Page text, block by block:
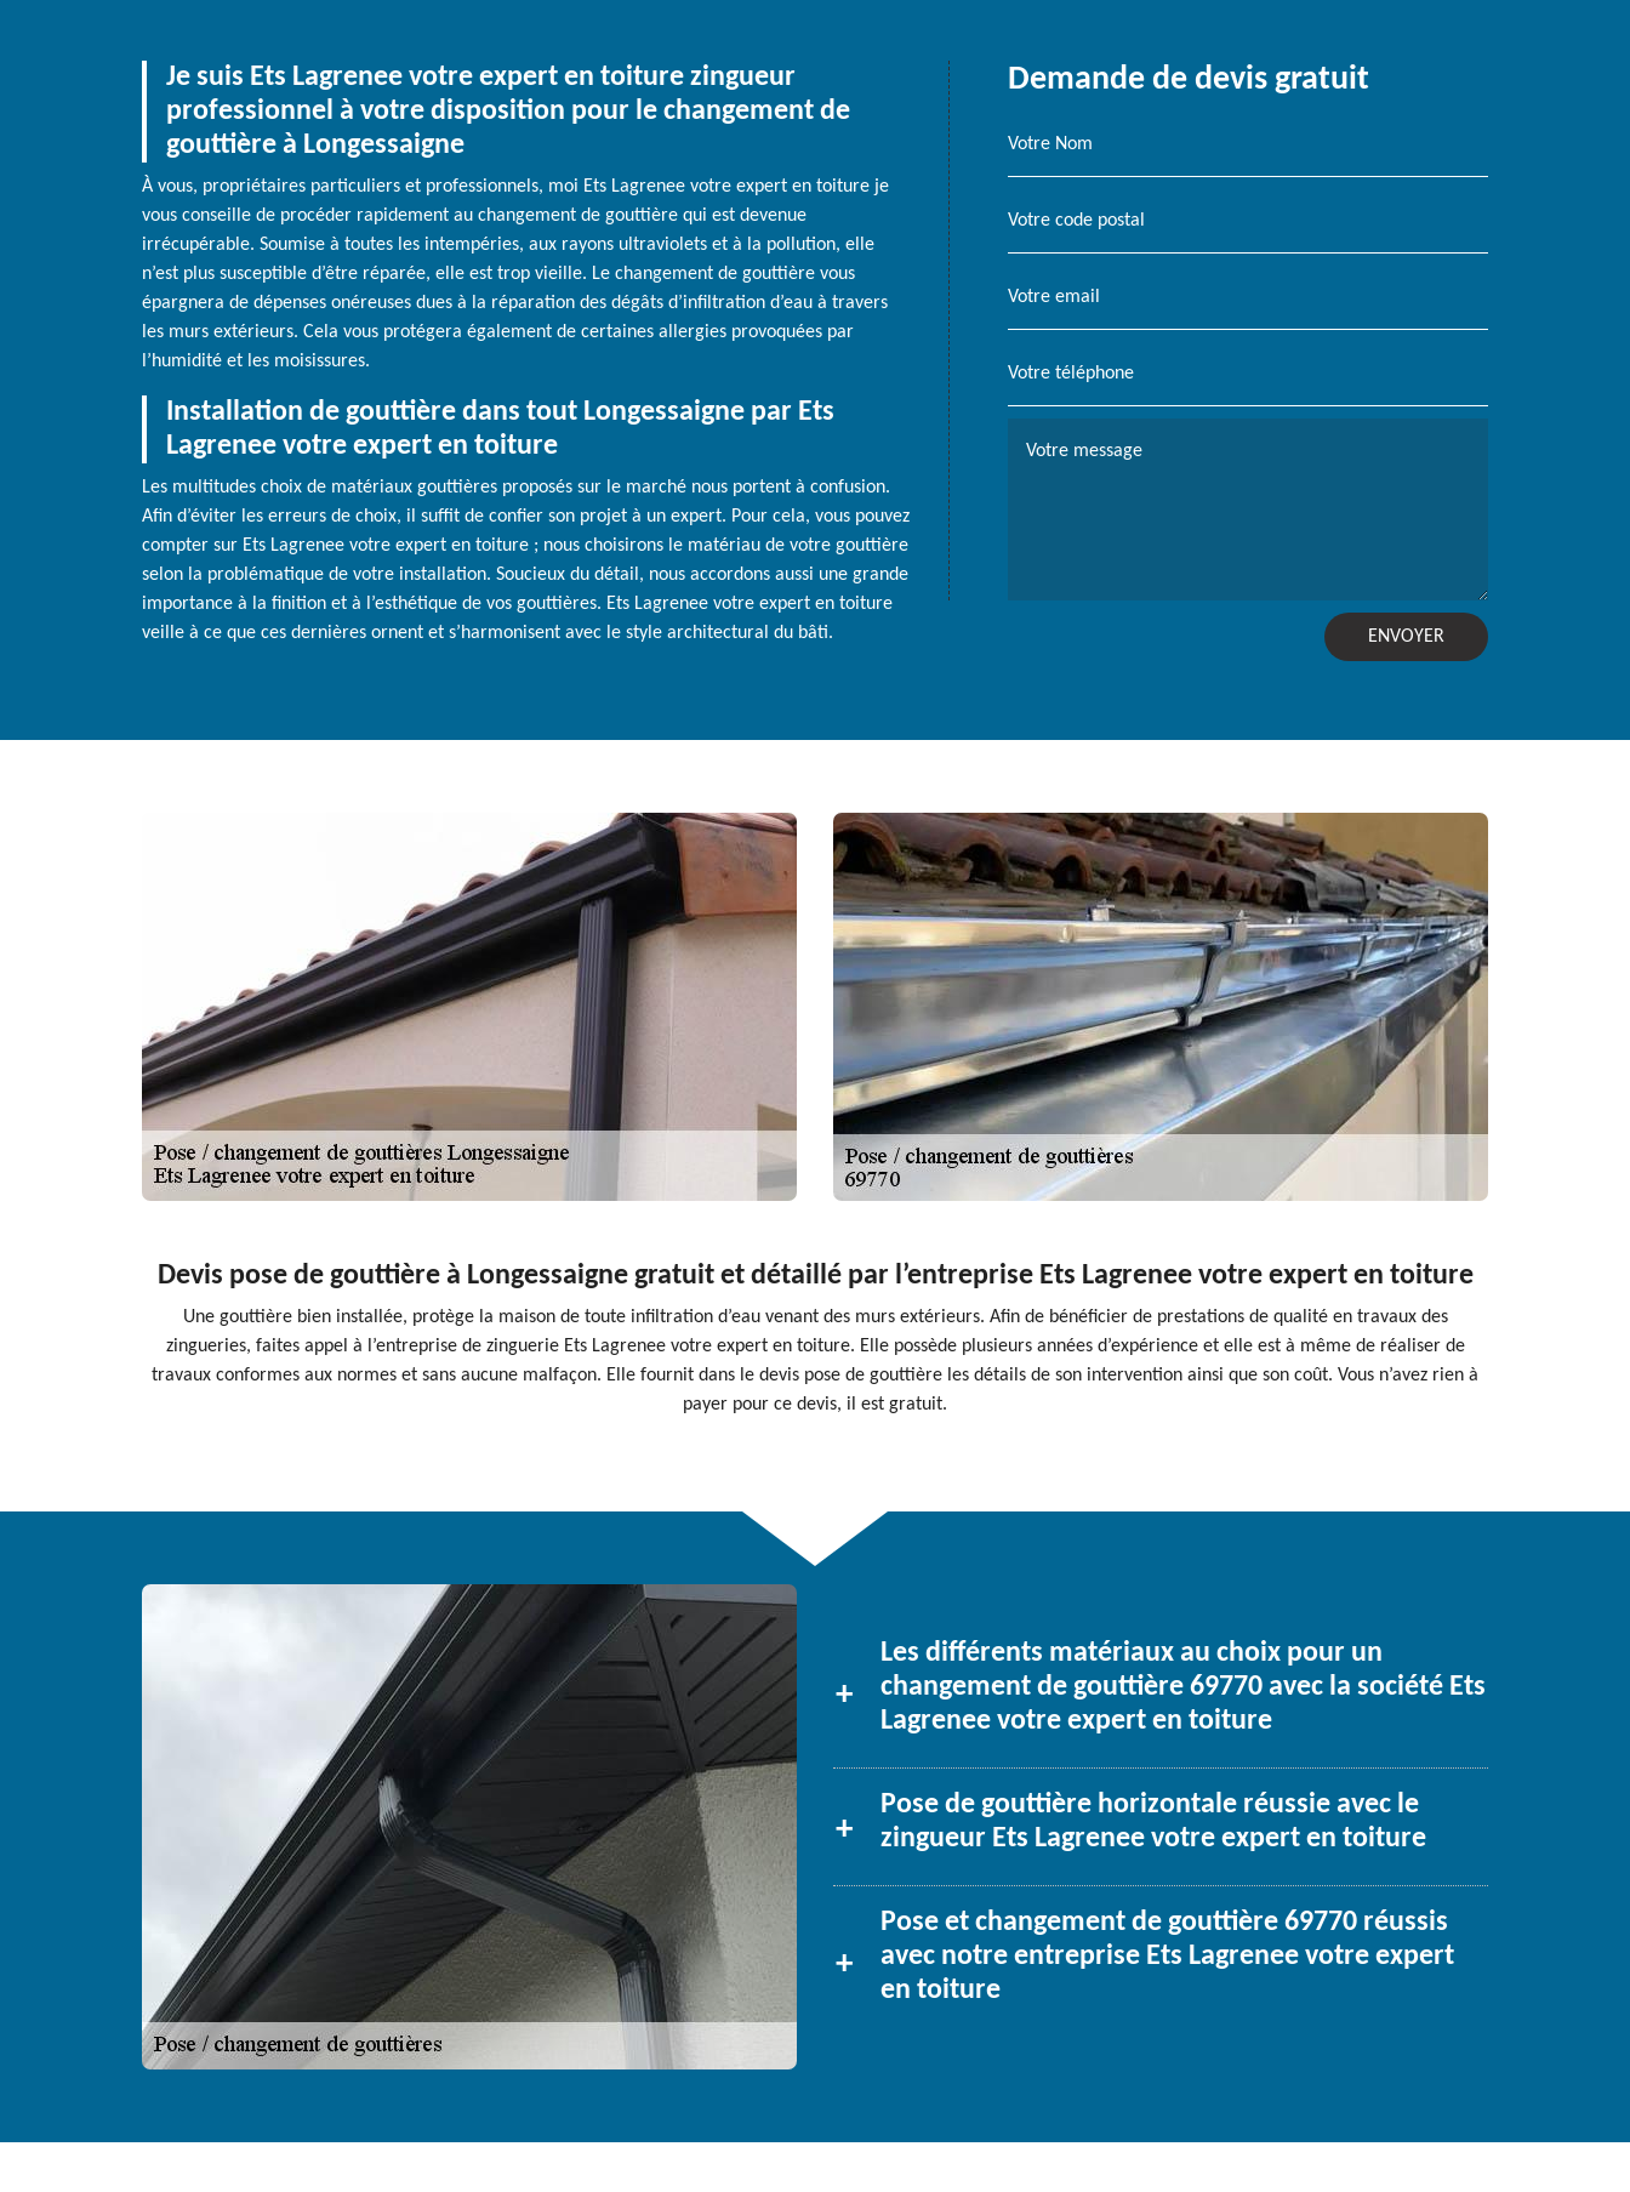
Je suis Ets Lagrenee votre expert en toiture zingueur
professionnel à votre disposition pour le changement de
gouttière à Longessaigne
À vous, propriétaires particuliers et professionnels, moi Ets Lagrenee votre expert en toiture je
vous conseille de procéder rapidement au changement de gouttière qui est devenue
irrécupérable. Soumise à toutes les intempéries, aux rayons ultraviolets et à la pollution, elle
n’est plus susceptible d’être réparée, elle est trop vieille. Le changement de gouttière vous
épargnera de dépenses onéreuses dues à la réparation des dégâts d’infiltration d’eau à travers
les murs extérieurs. Cela vous protégera également de certaines allergies provoquées par
l’humidité et les moisissures.
Installation de gouttière dans tout Longessaigne par Ets
Lagrenee votre expert en toiture
Les multitudes choix de matériaux gouttières proposés sur le marché nous portent à confusion.
Afin d’éviter les erreurs de choix, il suffit de confier son projet à un expert. Pour cela, vous pouvez
compter sur Ets Lagrenee votre expert en toiture ; nous choisirons le matériau de votre gouttière
selon la problématique de votre installation. Soucieux du détail, nous accordons aussi une grande
importance à la finition et à l’esthétique de vos gouttières. Ets Lagrenee votre expert en toiture
veille à ce que ces dernières ornent et s’harmonisent avec le style architectural du bâti.
Demande de devis gratuit
Devis pose de gouttière à Longessaigne gratuit et détaillé par l’entreprise Ets Lagrenee votre expert en toiture
Une gouttière bien installée, protège la maison de toute infiltration d’eau venant des murs extérieurs. Afin de bénéficier de prestations de qualité en travaux des
zingueries, faites appel à l’entreprise de zinguerie Ets Lagrenee votre expert en toiture. Elle possède plusieurs années d’expérience et elle est à même de réaliser de
travaux conformes aux normes et sans aucune malfaçon. Elle fournit dans le devis pose de gouttière les détails de son intervention ainsi que son coût. Vous n’avez rien à
payer pour ce devis, il est gratuit.
Les différents matériaux au choix pour un
changement de gouttière 69770 avec la société Ets
Lagrenee votre expert en toiture
Pose de gouttière horizontale réussie avec le
zingueur Ets Lagrenee votre expert en toiture
Pose et changement de gouttière 69770 réussis
avec notre entreprise Ets Lagrenee votre expert
en toiture